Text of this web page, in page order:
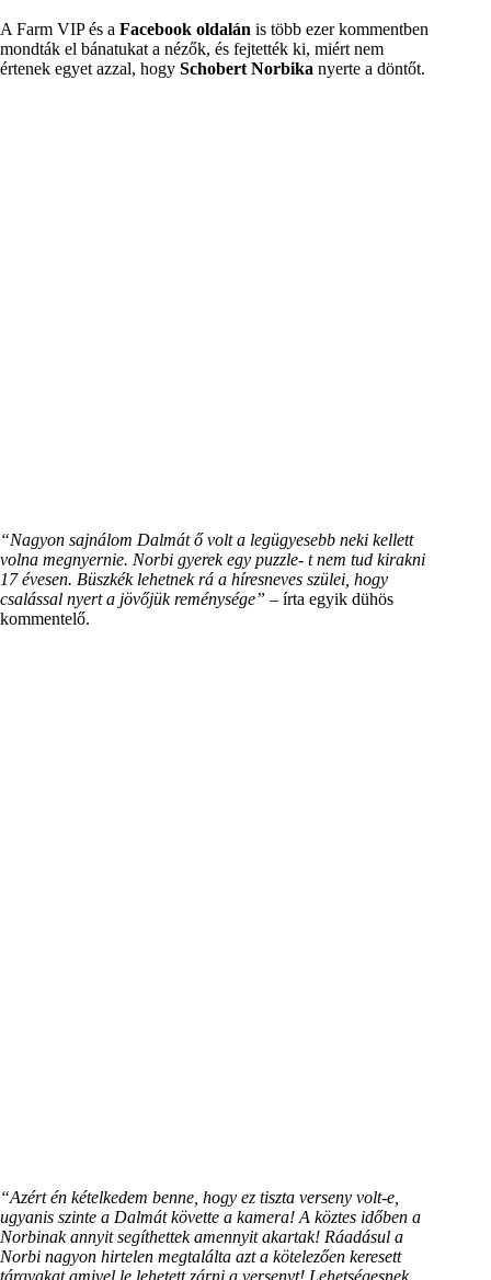
A Farm VIP és a Facebook oldalán is több ezer kommentben
mondták el bánatukat a nézők, és fejtették ki, miért nem
értenek egyet azzal, hogy Schobert Norbika nyerte a döntőt.
“Nagyon sajnálom Dalmát ő volt a legügyesebb neki kellett
volna megnyernie. Norbi gyerek egy puzzle- t nem tud kirakni
17 évesen. Büszkék lehetnek rá a híresneves szülei, hogy
csalással nyert a jövőjük reménysége” – írta egyik dühös
kommentelő.
“Azért én kételkedem benne, hogy ez tiszta verseny volt-e,
ugyanis szinte a Dalmát követte a kamera! A köztes időben a
Norbinak annyit segíthettek amennyit akartak! Ráadásul a
Norbi nagyon hirtelen megtalálta azt a kötelezően keresett